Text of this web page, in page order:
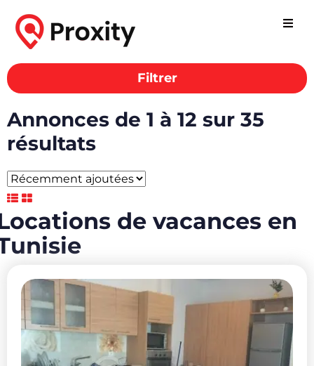
Filtrer
Annonces de 1 à 12 sur 35
résultats
de vacances en